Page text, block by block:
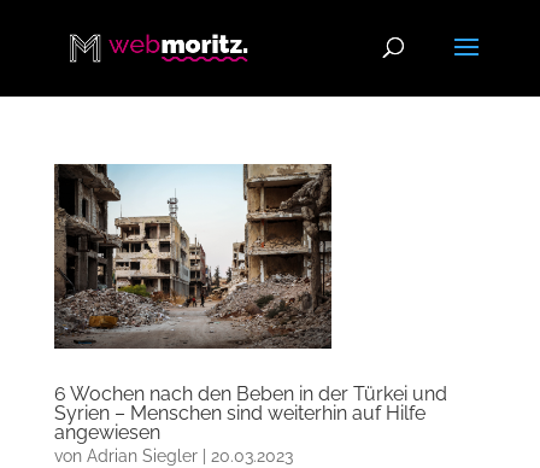
6 Wochen nach den Beben in der Türkei und
Syrien – Menschen sind weiterhin auf Hilfe
angewiesen
von Adrian Siegler| 20.03.2023